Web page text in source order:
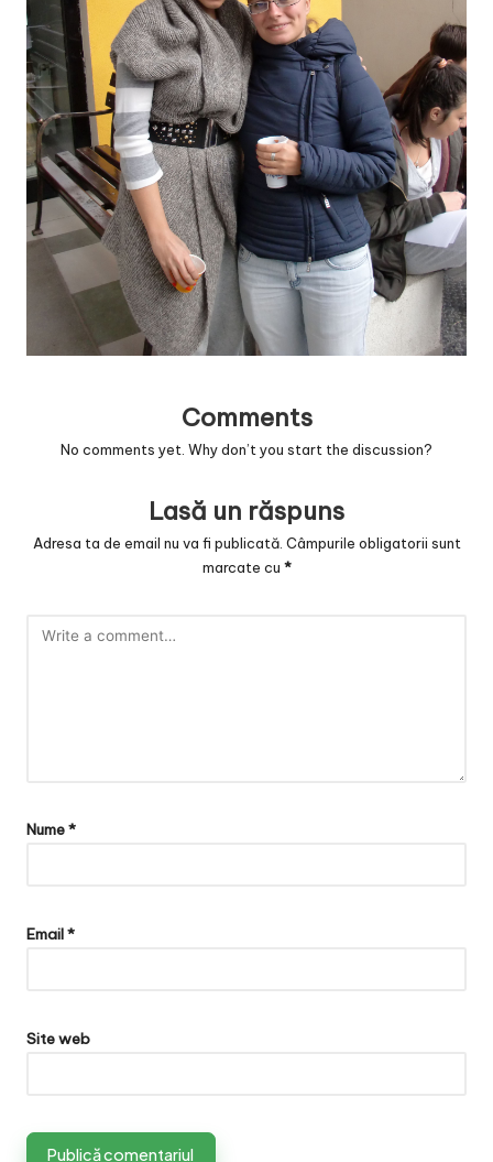
v
a
c
O
nl
in
e
Comments
No comments yet. Why don’t you start the discussion?
Lasă un răspuns
Adresa ta de email nu va fi publicată. Câmpurile obligatorii sunt
marcate cu *
Nume*
Email*
Site web